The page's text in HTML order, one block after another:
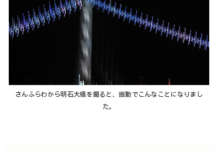
さんふらわから明石大橋を撮ると、振動でこんなことになりまし
た。